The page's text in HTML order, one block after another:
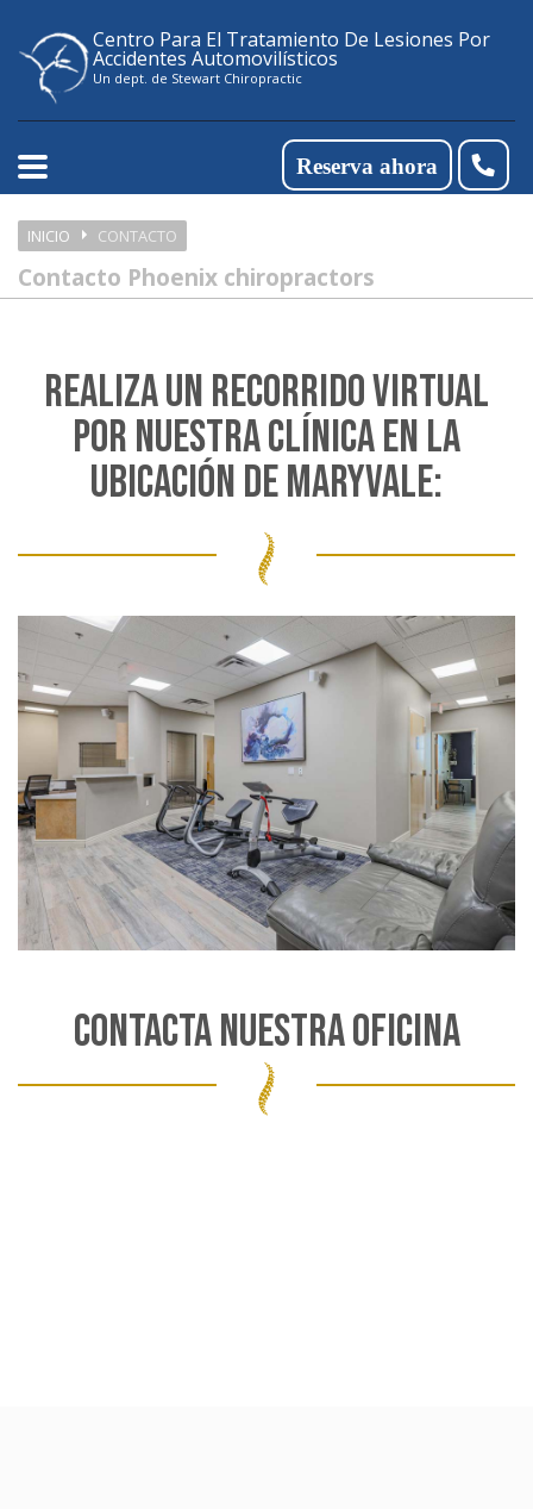
note:
This
includes
accessibility
system.
Centro Para El Tratamiento De Lesiones Por
Accidentes Automovilísticos
Un dept. de Stewart Chiropractic
Reserva ahora
INICIO CONTACTO
Contacto Phoenix chiropractors
REALIZA UN RECORRIDO VIRTUAL
POR NUESTRA CLÍNICA EN LA
UBICACIÓN DE MARYVALE:
CONTACTA NUESTRA OFICINA